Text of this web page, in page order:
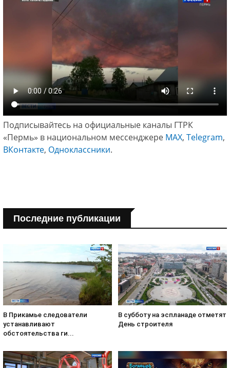
Подписывайтесь на официальные каналы ГТРК
«Пермь» в национальном мессенджере МАХ, Telegram,
ВКонтакте, Одноклассники.
Последние публикации
В Прикамье следователи
устанавливают
обстоятельства ги...
В субботу на эспланаде отметят
День строителя